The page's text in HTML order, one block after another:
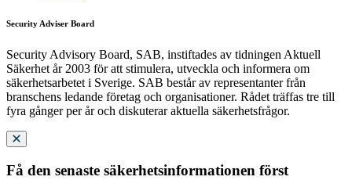
Security Adviser Board
Security Advisory Board, SAB, instiftades av tidningen Aktuell
Säkerhet år 2003 för att stimulera, utveckla och informera om
säkerhetsarbetet i Sverige. SAB består av representanter från
branschens ledande företag och organisationer. Rådet träffas tre till
fyra gånger per år och diskuterar aktuella säkerhetsfrågor.
Få den senaste säkerhetsinformationen först